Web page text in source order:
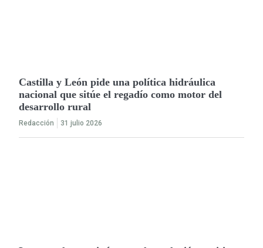
Castilla y León pide una política hidráulica
nacional que sitúe el regadío como motor del
desarrollo rural
Redacción 31 julio 2026